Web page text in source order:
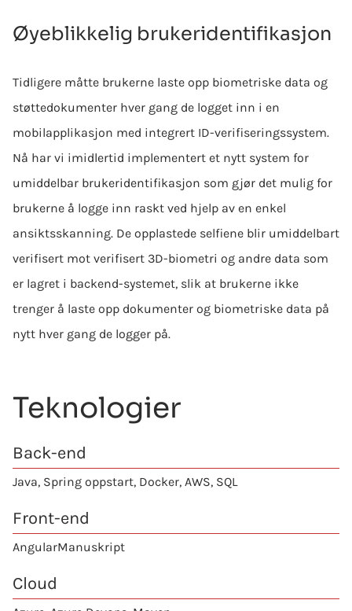
Øyeblikkelig brukeridentifikasjon
Tidligere måtte brukerne laste opp biometriske data og
støttedokumenter hver gang de logget inn i en
mobilapplikasjon med integrert ID-verifiseringssystem.
Nå har vi imidlertid implementert et nytt system for
umiddelbar brukeridentifikasjon som gjør det mulig for
brukerne å logge inn raskt ved hjelp av en enkel
ansiktsskanning. De opplastede selfiene blir umiddelbart
verifisert mot verifisert 3D-biometri og andre data som
er lagret i backend-systemet, slik at brukerne ikke
trenger å laste opp dokumenter og biometriske data på
nytt hver gang de logger på.
Teknologier
Back-end
Java, Spring oppstart, Docker, AWS, SQL
Front-end
AngularManuskript
Cloud